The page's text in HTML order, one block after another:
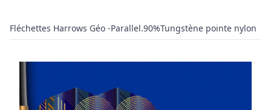
Fléchettes Harrows Géo -Parallel.90%Tungstène pointe nylon